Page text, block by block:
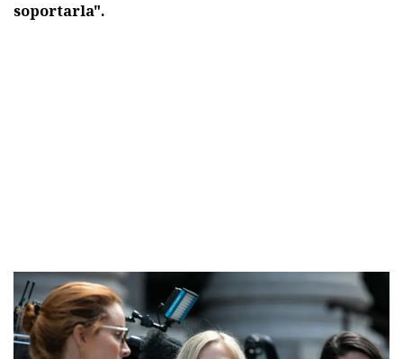
soportarla".